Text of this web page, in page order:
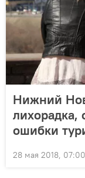
Нижний
ошибки
28 мая 2018, 07:00